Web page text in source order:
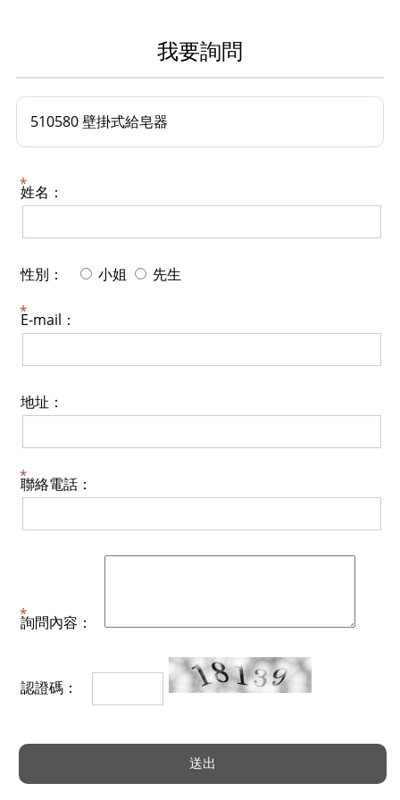
我要詢問
510580 壁掛式給皂器
姓名：
性別： 小姐 先生
E-mail：
地址：
聯絡電話：
詢問內容：
認證碼：